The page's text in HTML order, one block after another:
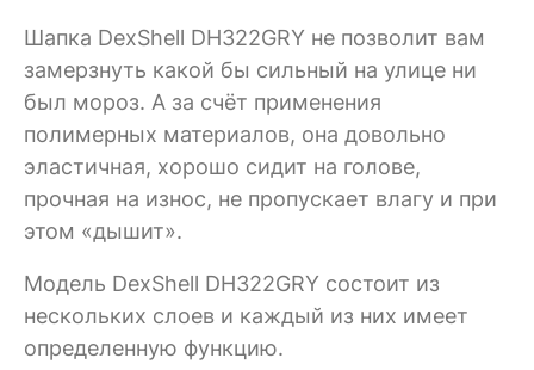
Шапка DexShell DH322GRY не позволит вам
замерзнуть какой бы сильный на улице ни
был мороз. А за счёт применения
полимерных материалов, она довольно
эластичная, хорошо сидит на голове,
прочная на износ, не пропускает влагу и при
этом «дышит».
Модель DexShell DH322GRY состоит из
нескольких слоев и каждый из них имеет
определенную функцию.